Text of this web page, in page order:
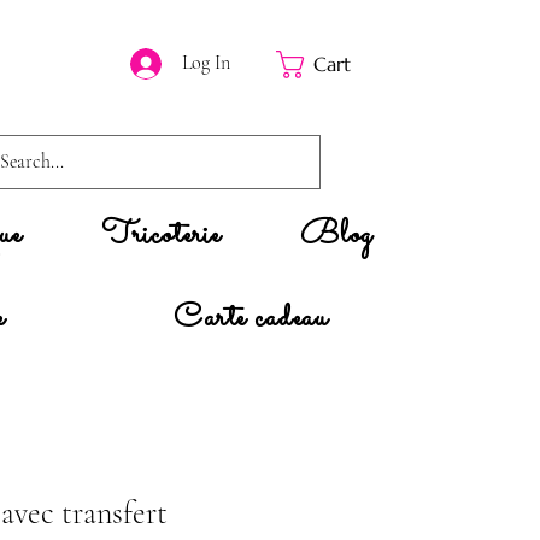
Log In Cart
Tricoterie
Blog
Carte cadeau
transfert